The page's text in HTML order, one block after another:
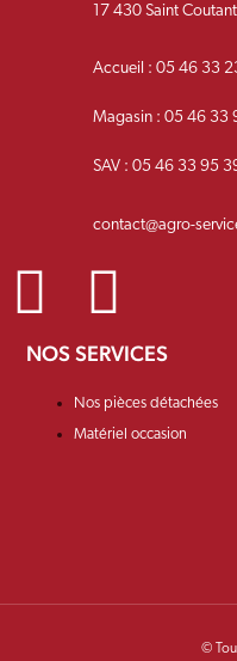
17 430 Saint
Accueil : 05 46 33
Magasin : 05 46 33
SAV : 05 46 33 95
contact@agro-
NOS SERVICES
Nos pièces détachées
Matériel occasion
©